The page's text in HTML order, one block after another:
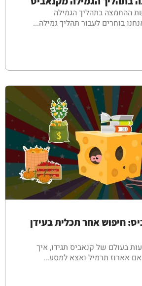
ההחמצה בתהליך הגמילה
בוחרים לעבור תהליך גמילה...
חיפוש אחר תכלית בעידן
בעולם של קנאביס תגידו, איך
אארוז תרמיל ואצא למסע...